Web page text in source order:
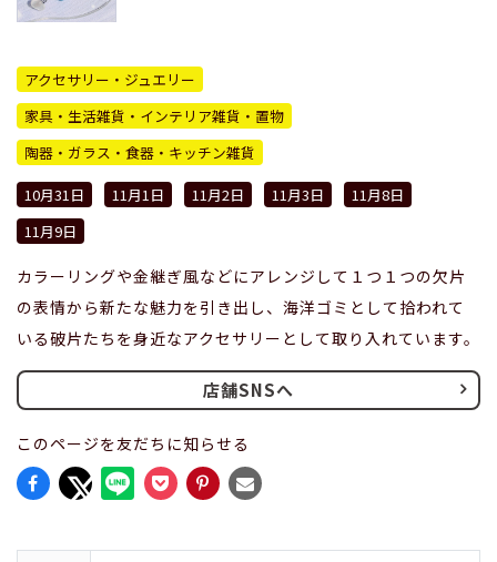
アクセサリー・ジュエリー
家具・生活雑貨・インテリア雑貨・置物
陶器・ガラス・食器・キッチン雑貨
10月31日
11月1日 11月2日 11月3日
11月8日
11月9日
カラーリングや金継ぎ風などにアレンジして１つ１つの欠片
の表情から新たな魅力を引き出し、海洋ゴミとして拾われて
いる破片たちを身近なアクセサリーとして取り入れています。
店舗SNSへ
このページを友だちに知らせる